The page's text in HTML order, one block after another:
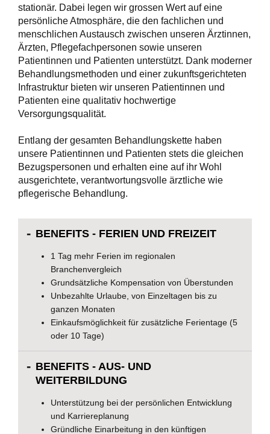
stationär. Dabei legen wir grossen Wert auf eine
persönliche Atmosphäre, die den fachlichen und
menschlichen Austausch zwischen unseren Ärztinnen,
Ärzten, Pflegefachpersonen sowie unseren
Patientinnen und Patienten unterstützt. Dank moderner
Behandlungsmethoden und einer zukunftsgerichteten
Infrastruktur bieten wir unseren Patientinnen und
Patienten eine qualitativ hochwertige
Versorgungsqualität.
Entlang der gesamten Behandlungskette haben
unsere Patientinnen und Patienten stets die gleichen
Bezugspersonen und erhalten eine auf ihr Wohl
ausgerichtete, verantwortungsvolle ärztliche wie
pflegerische Behandlung.
BENEFITS - FERIEN UND FREIZEIT
1 Tag mehr Ferien im regionalen
Branchenvergleich
Grundsätzliche Kompensation von Überstunden
Unbezahlte Urlaube, von Einzeltagen bis zu
ganzen Monaten
Einkaufsmöglichkeit für zusätzliche Ferientage (5
oder 10 Tage)
BENEFITS - AUS- UND
WEITERBILDUNG
Unterstützung bei der persönlichen Entwicklung
und Karriereplanung
Gründliche Einarbeitung in den künftigen